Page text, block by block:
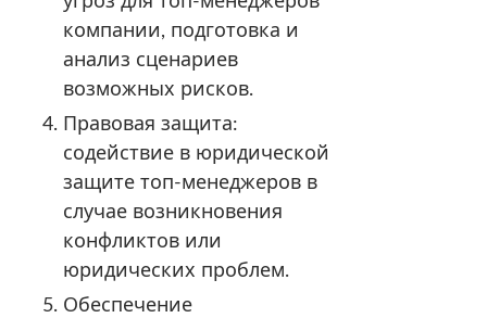
компании, подготовка и
анализ сценариев
возможных рисков.
Правовая защита:
содействие в юридической
защите топ-менеджеров в
случае возникновения
конфликтов или
юридических проблем.
Обеспечение